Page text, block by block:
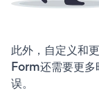
此外，自定义
Form还需要更多
误。